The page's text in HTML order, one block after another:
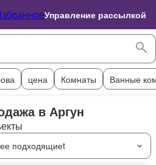
Управление рассылкой
цена Комнаты Ванные
в Аргун
подходящиеt